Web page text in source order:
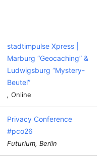
stadtimpulse Xpress |
Marburg “Geocaching” &
Ludwigsburg “Mystery-
Beutel”
, Online
Privacy Conference
#pco26
Futurium, Berlin